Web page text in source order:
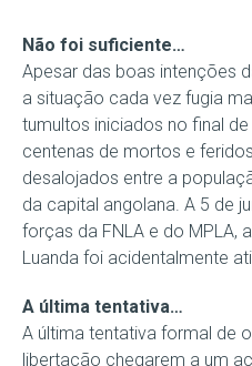
Não foi suficiente…
Apesar das boas intenções
a situação cada vez fugia
tumultos iniciados no final
centenas de mortos e
desalojados entre a
da capital angolana. A 5 de
forças da FNLA e do MPLA,
Luanda foi acidentalmente
A última tentativa…
A última tentativa formal de
libertação chegarem a um